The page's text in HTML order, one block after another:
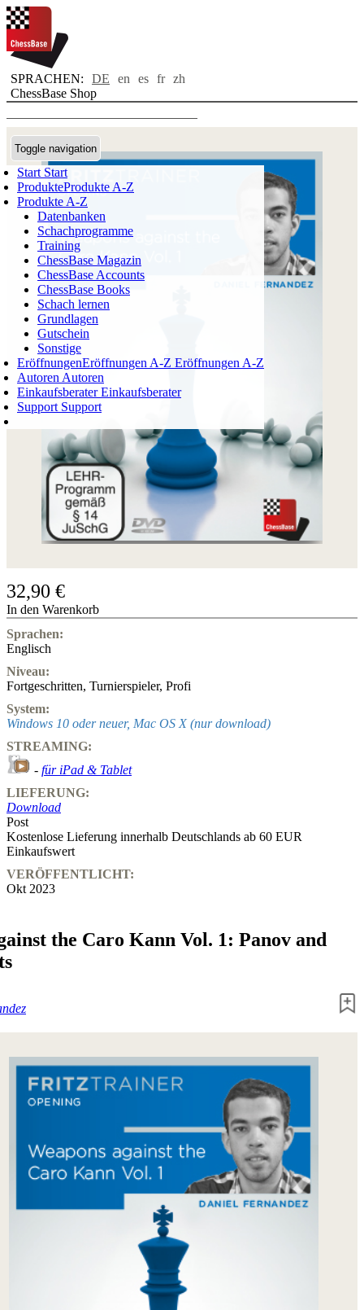
SPRACHEN: DE en es fr zh
ChessBase Shop
Toggle navigation
Start Start
ProdukteProdukte A-Z
Produkte A-Z
Datenbanken
Schachprogramme
Training
ChessBase Magazin
ChessBase Accounts
ChessBase Books
Schach lernen
Grundlagen
Gutschein
Sonstige
EröffnungenEröffnungen A-Z Eröffnungen A-Z
Autoren Autoren
EinkaufsberaterEinkaufsberater
Support Support
Login
WARENKORB
0ARTIKEL
0,00 €
✔
32,90 €
In den Warenkorb
Sprachen:
Englisch
Niveau:
Fortgeschritten, Turnierspieler, Profi
System:
Windows 10 oder neuer, Mac OS X (nur download)
STREAMING:
- für iPad & Tablet
LIEFERUNG:
Download
Post
Kostenlose Lieferung innerhalb Deutschlands ab 60 EUR
Einkaufswert
VERÖFFENTLICHT:
Okt 2023
the Caro Kann Vol. 1: Panov and